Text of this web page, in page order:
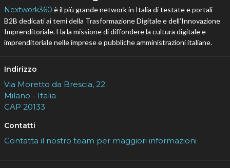
Nextwork360 è il più grande network in Italia di testate e portali
B2B dedicati ai temi della Trasformazione Digitale e dell’Innovazione
Imprenditoriale. Ha la missione di diffondere la cultura digitale e
imprenditoriale nelle imprese e pubbliche amministrazioni italiane.
Indirizzo
Via Moretto da Brescia, 22
Milano - Italia
CAP 20133
Contatti
Contatta il nostro team per maggiori informazioni